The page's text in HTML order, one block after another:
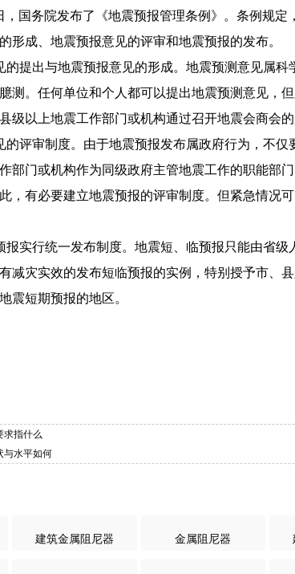
，国务院发布了《地震预报管理条例》。条例规
形成、地震预报意见的评审和地震预报的发布。
的提出与地震预报意见的形成。地震预测意见属
测。任何单位和个人都可以提出地震预测意见，
级以上地震工作部门或机构通过召开地震会商会的
的评审制度。由于地震预报发布属政府行为，不
部门或机构作为同级政府主管地震工作的职能部
，有必要建立地震预报的评审制度。但紧急情况
报实行统一发布制度。地震短、临预报只能由省
减灾实效的发布短临预报的实例，特别授予市、
震短期预报的地区。
求指什么
与水平如何
建筑金属阻尼器 金属阻尼器